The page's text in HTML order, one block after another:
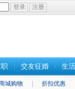
交友征婚 生
城购物
折扣优惠